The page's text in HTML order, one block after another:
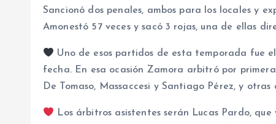
Sancionó dos penales, ambos para los locales y
Amonestó 57 veces y sacó 3 rojas, una de ellas
Uno de esos partidos de esta temporada fue
fecha. En esa ocasión Zamora arbitró por
De Tomaso, Massaccesi y Santiago Pérez, y
Los árbitros asistentes serán Lucas Pardo,